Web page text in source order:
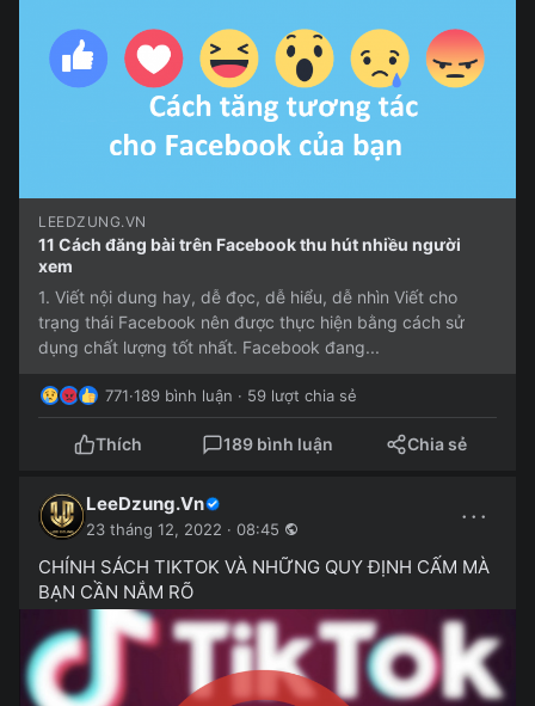
LEEDZUNG.VN
11 Cách đăng bài trên Facebook thu hút nhiều người
xem
1. Viết nội dung hay, dễ đọc, dễ hiểu, dễ nhìn Viết cho
trạng thái Facebook nên được thực hiện bằng cách sử
dụng chất lượng tốt nhất. Facebook đang...
771·189 bình luận · 59 lượt chia sẻ
Thích 189 bình luận Chia sẻ
LeeDzung.Vn
23 tháng 12, 2022 · 08:45 ···
CHÍNH SÁCH TIKTOK VÀ NHỮNG QUY ĐỊNH CẤM MÀ
BẠN CẦN NẮM RÕ